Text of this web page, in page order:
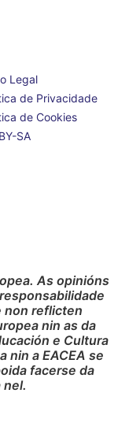
Legal
de Privacidade
de Cookies
SA
As opinións
non reflicten
nin as da
e Cultura
nin a EACEA se
facerse da
nel.